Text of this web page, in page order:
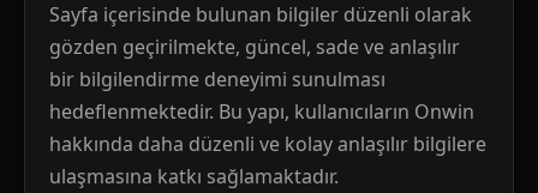
Sayfa içerisinde bulunan bilgiler düzenli olarak
gözden geçirilmekte, güncel, sade ve anlaşılır
bir bilgilendirme deneyimi sunulması
hedeflenmektedir. Bu yapı, kullanıcıların Onwin
hakkında daha düzenli ve kolay anlaşılır bilgilere
ulaşmasına katkı sağlamaktadır.